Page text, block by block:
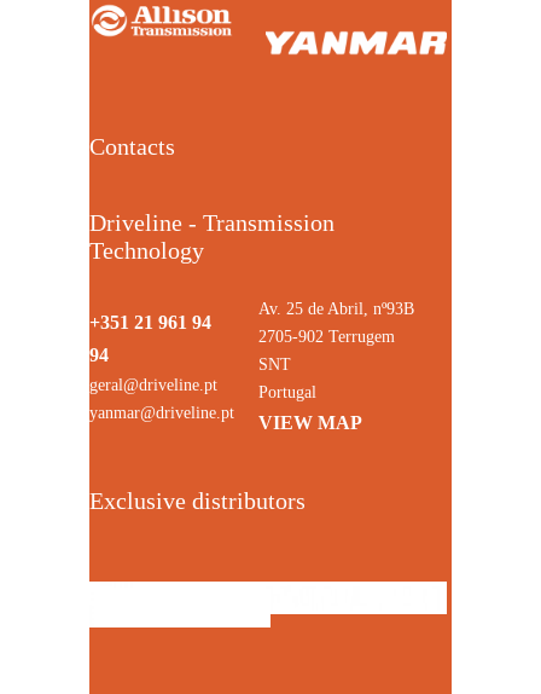
Contacts
Driveline - Transmission
Technology
+351 21 961 94
94
geral@driveline.pt
yanmar@driveline.pt
Av. 25 de Abril, nº93B
2705-902 Terrugem
SNT
Portugal
VIEW MAP
Exclusive distributors